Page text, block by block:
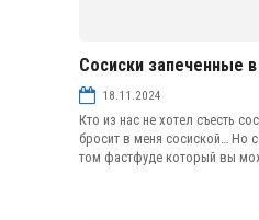
Блюда из субпродуктов и
Сосиски запеченные в
18.11.2024
Кто из нас не хотел съесть
бросит в меня сосиской… Но
том фастфуде который вы